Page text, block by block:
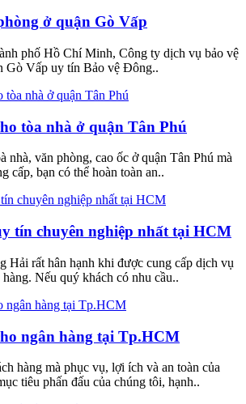
ở quận Gò Vấp
phố Hồ Chí Minh, Công ty dịch vụ bảo vệ
Gò Vấp uy tín Bảo vệ Đông..
tòa nhà ở quận Tân Phú
nhà, văn phòng, cao ốc ở quận Tân Phú mà
cấp, bạn có thể hoàn toàn an..
tín chuyên nghiệp nhất tại HCM
Hải rất hân hạnh khi được cung cấp dịch vụ
Nếu quý khách có nhu cầu..
ngân hàng tại Tp.HCM
hàng mà phục vụ, lợi ích và an toàn của
tiêu phấn đấu của chúng tôi, hạnh..